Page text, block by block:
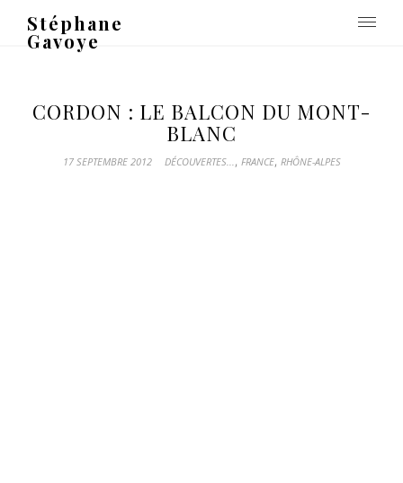
Stéphane
Gavoye
CORDON : LE BALCON DU MONT-
BLANC
17 SEPTEMBRE 2012 DÉCOUVERTES..., FRANCE, RHÔNE-ALPES